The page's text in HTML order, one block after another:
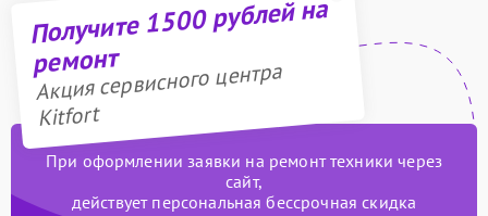
Получите 1500 рублей на
ремонт
Акция сервисного центра
Kitfort
При оформлении заявки на ремонт техники через
сайт,
действует персональная бессрочная скидка